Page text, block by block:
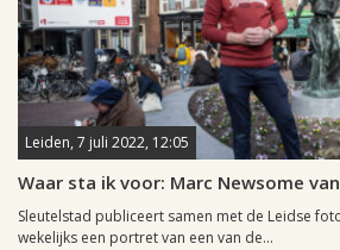
Leiden, 7 juli 2022, 12:05
Waar sta ik voor: Marc Newsome
Sleutelstad publiceert samen met de Leidse
wekelijks een portret van een van de...